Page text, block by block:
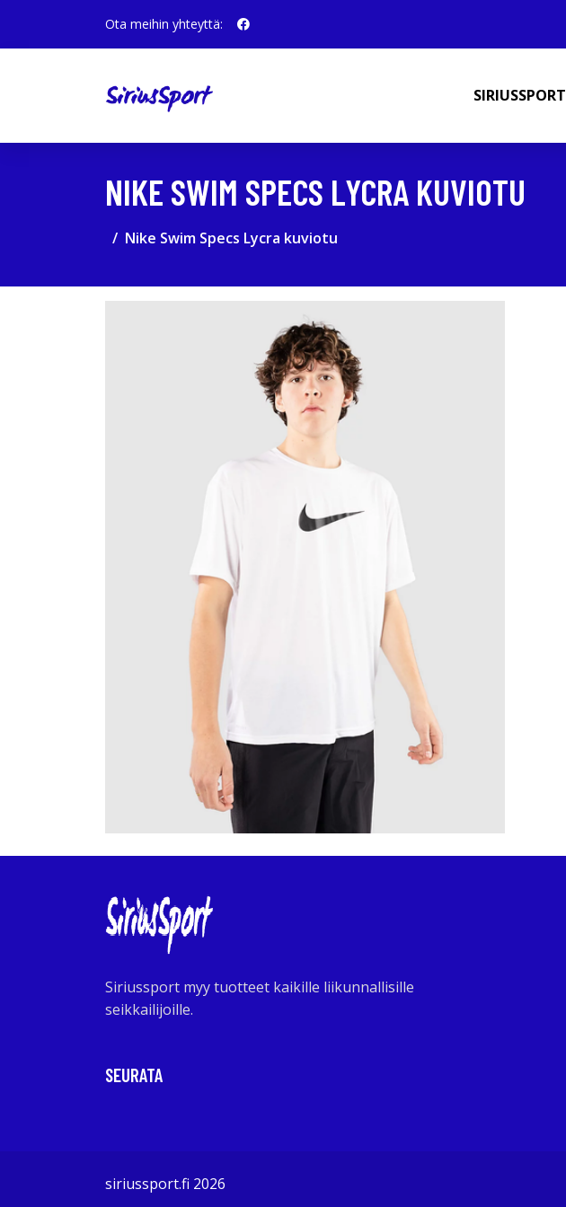
Ota meihin yhteyttä:
SIRIUSSPORT
NIKE SWIM SPECS LYCRA KUVIOTU
Nike Swim Specs Lycra kuviotu
Siriussport myy tuotteet kaikille liikunnallisille
seikkailijoille.
SEURATA
siriussport.fi 2026